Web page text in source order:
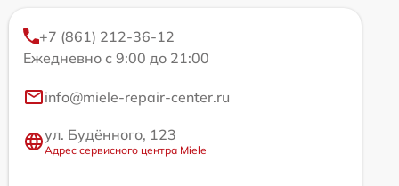
+7 (861) 212-36-12
Ежедневно с 9:00 до 21:00
info@miele-repair-center.ru
ул. Будённого, 123
Адрес сервисного центра Miele